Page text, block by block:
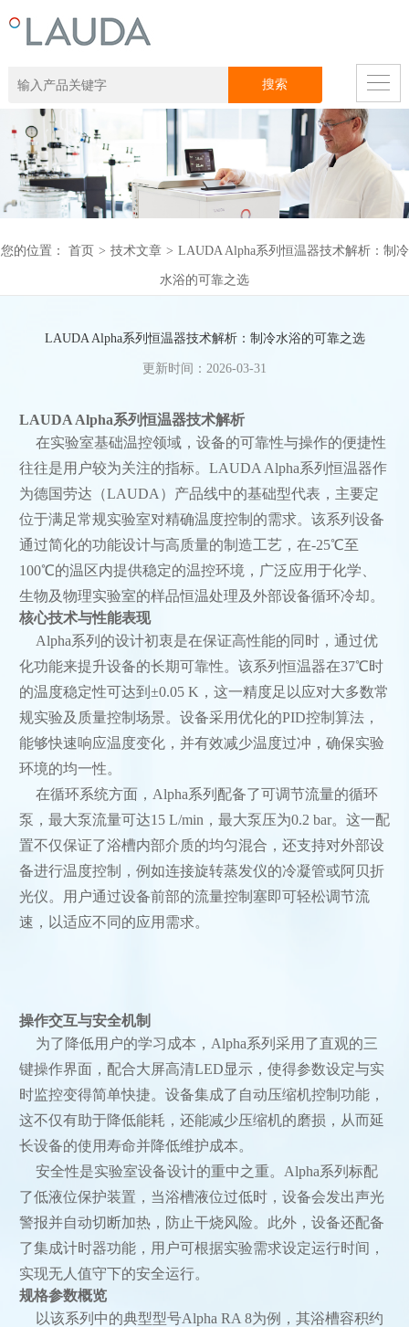
您的位置： 首页 > 技术文章 > LAUDA Alpha系列恒温器技术解析：制冷
水浴的可靠之选
LAUDA Alpha系列恒温器技术解析：制冷水浴的可靠之选
更新时间：2026-03-31
LAUDA Alpha系列恒温器技术解析
在实验室基础温控领域，设备的可靠性与操作的便捷性
往往是用户较为关注的指标。LAUDA Alpha系列恒温器作
为德国劳达（LAUDA）产品线中的基础型代表，主要定
位于满足常规实验室对精确温度控制的需求。该系列设备
通过简化的功能设计与高质量的制造工艺，在-25℃至
100℃的温区内提供稳定的温控环境，广泛应用于化学、
生物及物理实验室的样品恒温处理及外部设备循环冷却。
核心技术与性能表现
Alpha系列的设计初衷是在保证高性能的同时，通过优
化功能来提升设备的长期可靠性。该系列恒温器在37℃时
的温度稳定性可达到±0.05 K，这一精度足以应对大多数常
规实验及质量控制场景。设备采用优化的PID控制算法，
能够快速响应温度变化，并有效减少温度过冲，确保实验
环境的均一性。
在循环系统方面，Alpha系列配备了可调节流量的循环
泵，最大泵流量可达15 L/min，最大泵压为0.2 bar。这一配
置不仅保证了浴槽内部介质的均匀混合，还支持对外部设
备进行温度控制，例如连接旋转蒸发仪的冷凝管或阿贝折
光仪。用户通过设备前部的流量控制塞即可轻松调节流
速，以适应不同的应用需求。
操作交互与安全机制
为了降低用户的学习成本，Alpha系列采用了直观的三
键操作界面，配合大屏高清LED显示，使得参数设定与实
时监控变得简单快捷。设备集成了自动压缩机控制功能，
这不仅有助于降低能耗，还能减少压缩机的磨损，从而延
长设备的使用寿命并降低维护成本。
安全性是实验室设备设计的重中之重。Alpha系列标配
了低液位保护装置，当浴槽液位过低时，设备会发出声光
警报并自动切断加热，防止干烧风险。此外，设备还配备
了集成计时器功能，用户可根据实验需求设定运行时间，
实现无人值守下的安全运行。
规格参数概览
以该系列中的典型型号Alpha RA 8为例，其浴槽容积约